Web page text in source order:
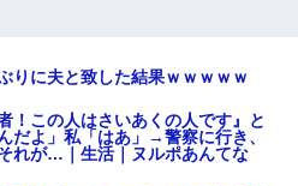
りに夫と致した結果ｗｗｗｗｗ
！この人はさいあくの人です』と
だよ」私「はあ」→警察に行き、
れが…｜生活｜ヌルポあんてな